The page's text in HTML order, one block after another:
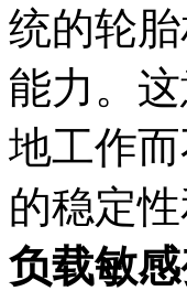
统的轮
能力。
地工作
的稳定性
负载敏